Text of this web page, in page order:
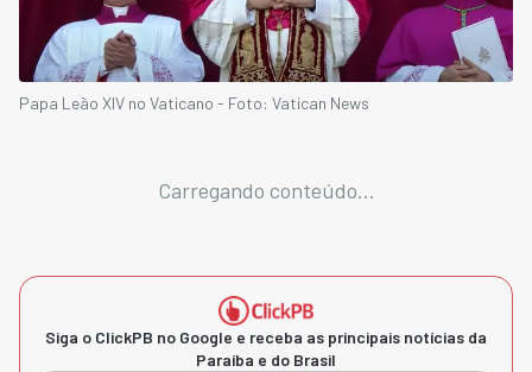
Papa Leão XIV no Vaticano - Foto: Vatican News
Carregando conteúdo...
Siga o ClickPB no Google e receba as principais notícias da
Paraíba e do Brasil